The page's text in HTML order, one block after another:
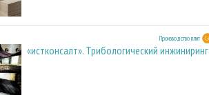
Производство плит
«истконсалт». Трибологический инжиниринг